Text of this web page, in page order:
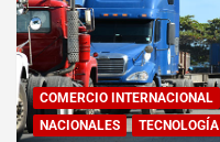
COMERCIO INTERNACIONAL
NACIONALES
TECNOLOGÍA